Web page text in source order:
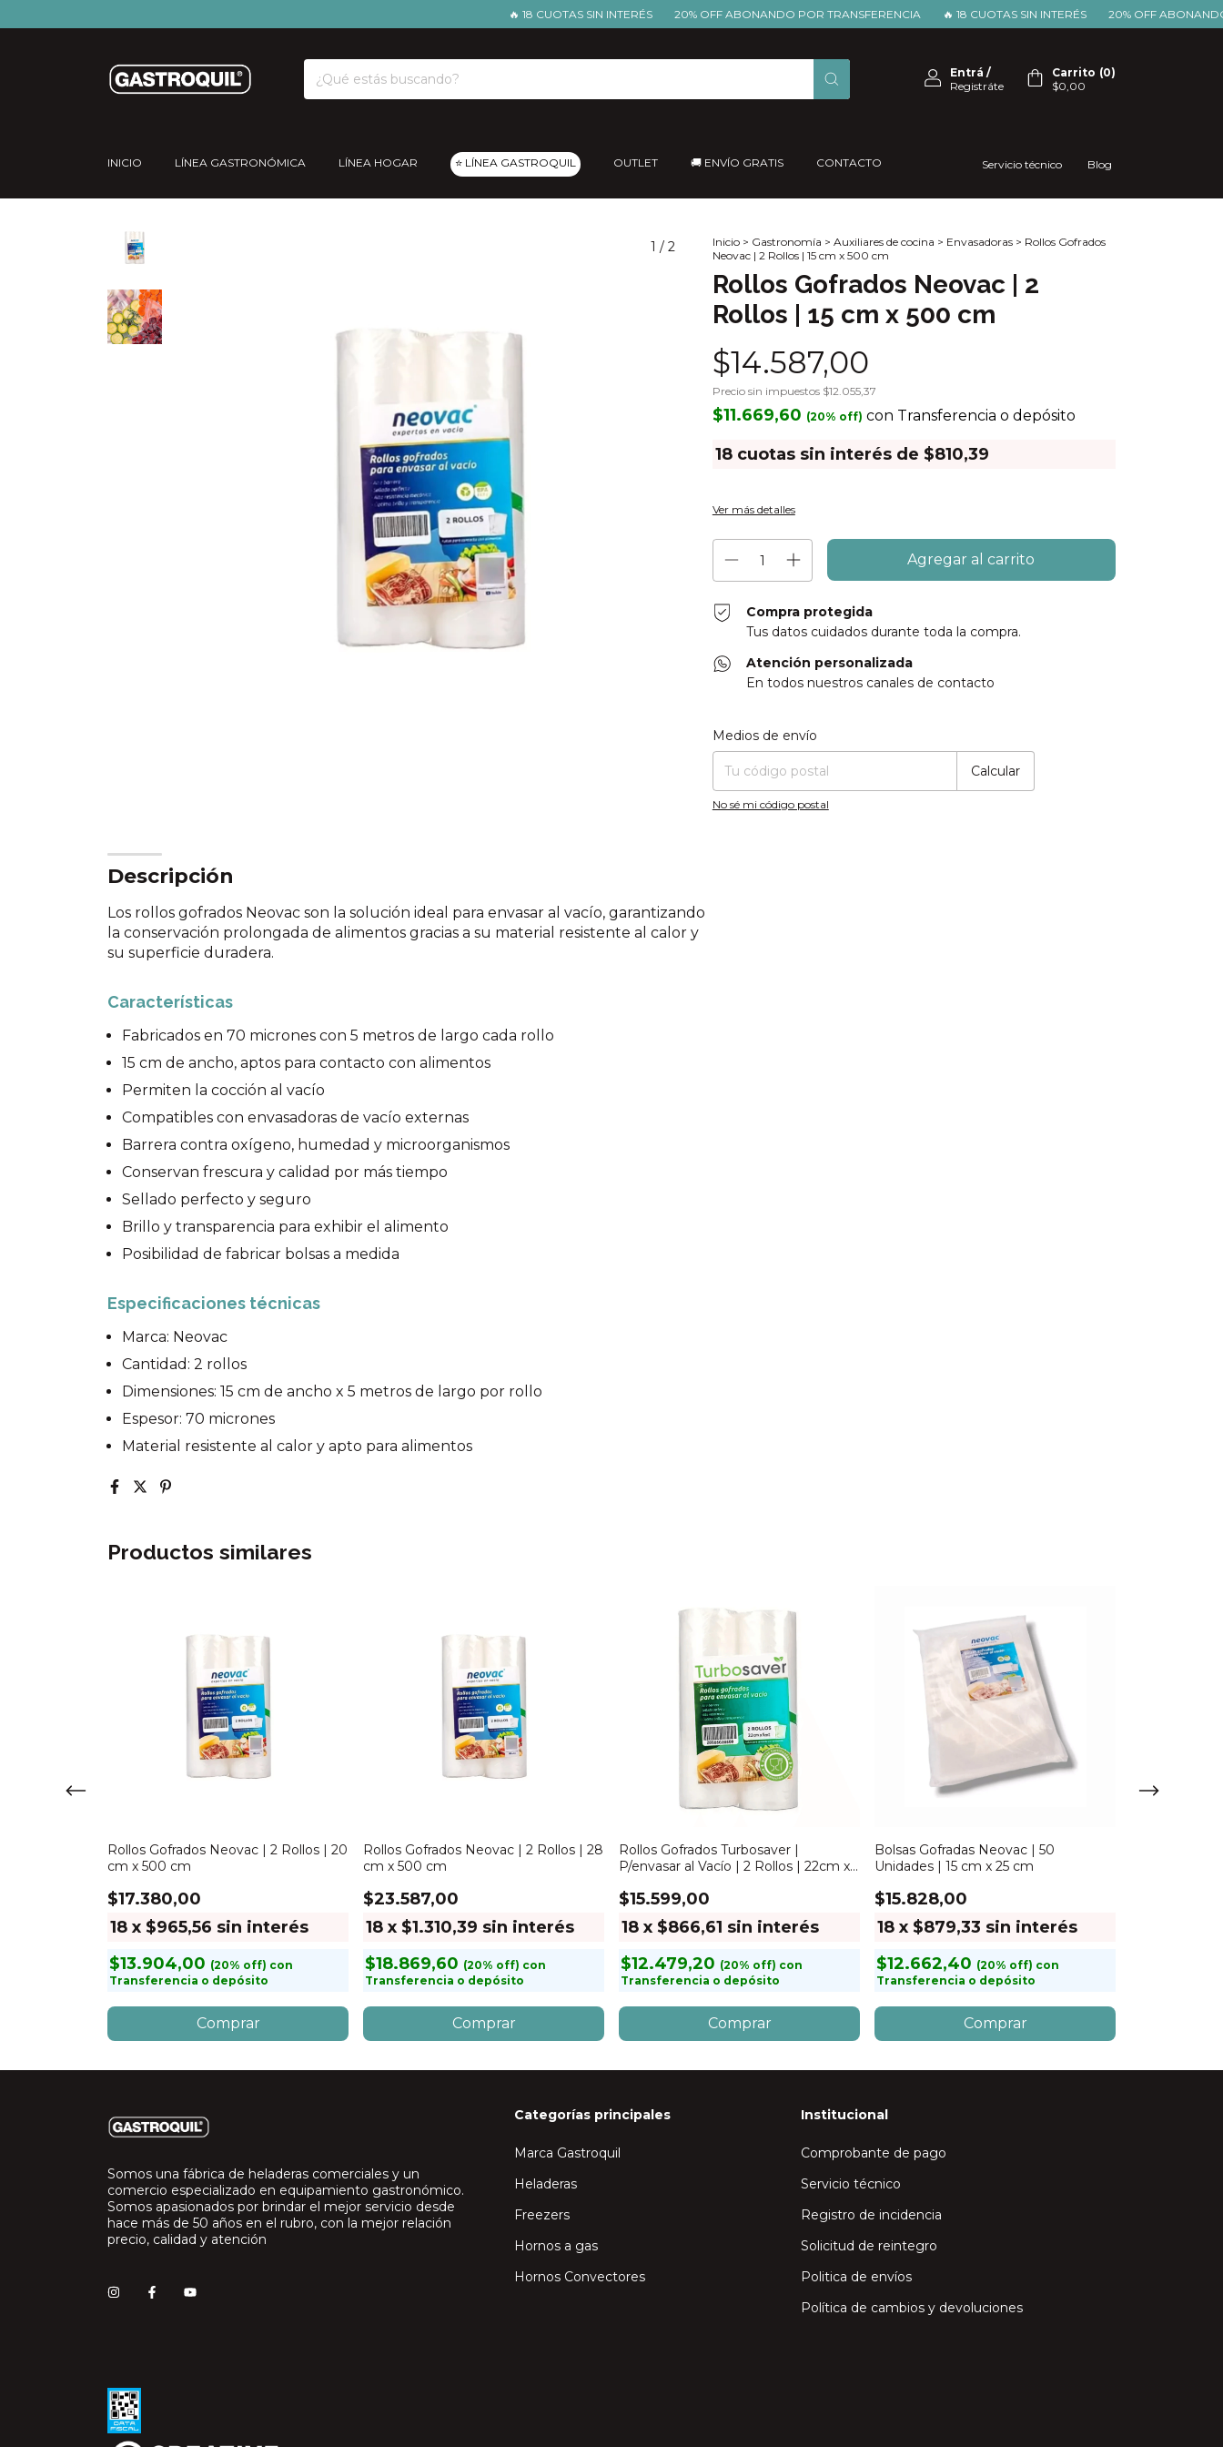
🔥 18 CUOTAS SIN INTERÉS 20% OFF ABONANDO POR TRANSFERENCIA 🔥 18 CUOTAS SIN INTERÉS 20% OFF ABONANDO
Entrá /
Registráte
Carrito (0)
$0,00
INICIO LÍNEA GASTRONÓMICA LÍNEA HOGAR ⭐ LÍNEA GASTROQUIL OUTLET 🚚 ENVÍO GRATIS CONTACTO Servicio técnico Blog
1 / 2 Inicio > Gastronomía > Auxiliares de cocina > Envasadoras > Rollos Gofrados
Neovac | 2 Rollos | 15 cm x 500 cm
Rollos Gofrados Neovac | 2
Rollos | 15 cm x 500 cm
$14.587,00
Precio sin impuestos $12.055,37
$11.669,60 con Transferencia o depósito
18 cuotas sin interés de $810,39
Ver más detalles
Compra protegida
Tus datos cuidados durante toda la compra.
Atención personalizada
En todos nuestros canales de contacto
Entregas para el CP:
Medios de envío
Calcular
No sé mi código postal
Descripción
Los rollos gofrados Neovac son la solución ideal para envasar al vacío, garantizando
la conservación prolongada de alimentos gracias a su material resistente al calor y
su superficie duradera.
Características
Fabricados en 70 micrones con 5 metros de largo cada rollo
15 cm de ancho, aptos para contacto con alimentos
Permiten la cocción al vacío
Compatibles con envasadoras de vacío externas
Barrera contra oxígeno, humedad y microorganismos
Conservan frescura y calidad por más tiempo
Sellado perfecto y seguro
Brillo y transparencia para exhibir el alimento
Posibilidad de fabricar bolsas a medida
Especificaciones técnicas
Marca: Neovac
Cantidad: 2 rollos
Dimensiones: 15 cm de ancho x 5 metros de largo por rollo
Espesor: 70 micrones
Material resistente al calor y apto para alimentos
Productos similares
Rollos Gofrados Neovac | 2 Rollos | 20
cm x 500 cm
$17.380,00
18 x $965,56 sin interés
$13.904,00
con
Transferencia o depósito
Rollos Gofrados Neovac | 2 Rollos | 28
cm x 500 cm
$23.587,00
18 x $1.310,39 sin interés
$18.869,60
con
Transferencia o depósito
Rollos Gofrados Turbosaver |
P/envasar al Vacío | 2 Rollos | 22cm x
$15.599,00
18 x $866,61 sin interés
$12.479,20
con
Transferencia o depósito
Bolsas Gofradas Neovac | 50
Unidades | 15 cm x 25 cm
$15.828,00
18 x $879,33 sin interés
$12.662,40
con
Transferencia o depósito
Somos una fábrica de heladeras comerciales y un
comercio especializado en equipamiento gastronómico.
Somos apasionados por brindar el mejor servicio desde
hace más de 50 años en el rubro, con la mejor relación
precio, calidad y atención
Categorías principales
Marca Gastroquil
Heladeras
Freezers
Hornos a gas
Hornos Convectores
Institucional
Comprobante de pago
Servicio técnico
Registro de incidencia
Solicitud de reintegro
Politica de envíos
Política de cambios y devoluciones